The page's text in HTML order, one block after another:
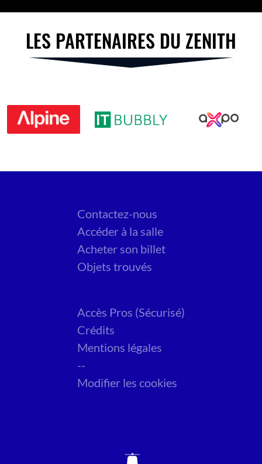
LES PARTENAIRES DU ZENITH
Contactez-nous
Accéder à la salle
Acheter son billet
Objets trouvés
Accès Pros (Sécurisé)
Crédits
Mentions légales
--
Modifier les cookies